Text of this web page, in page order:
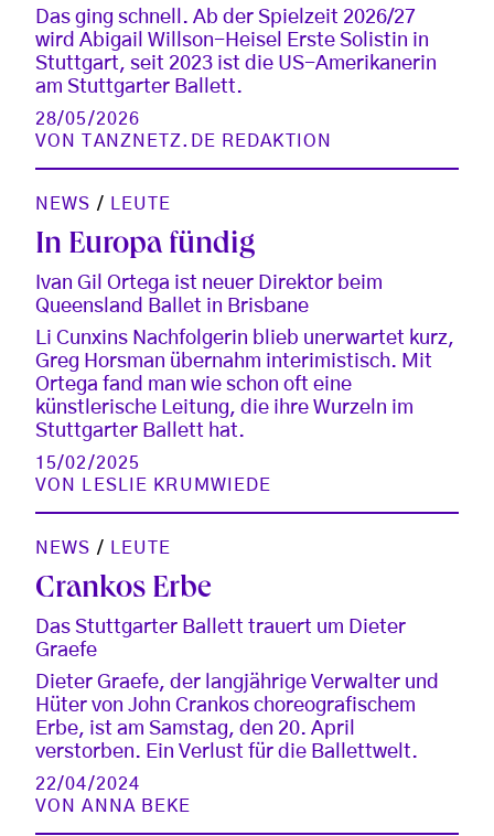
Das ging schnell. Ab der Spielzeit 2026/27
wird Abigail Willson-Heisel Erste Solistin in
Stuttgart, seit 2023 ist die US-Amerikanerin
am Stuttgarter Ballett.
28/05/2026
VON
TANZNETZ.DE REDAKTION
NEWS / LEUTE
In Europa fündig
Ivan Gil Ortega ist neuer Direktor beim
Queensland Ballet in Brisbane
Li Cunxins Nachfolgerin blieb unerwartet kurz,
Greg Horsman übernahm interimistisch. Mit
Ortega fand man wie schon oft eine
künstlerische Leitung, die ihre Wurzeln im
Stuttgarter Ballett hat.
15/02/2025
VON
LESLIE KRUMWIEDE
NEWS / LEUTE
Crankos Erbe
Das Stuttgarter Ballett trauert um Dieter
Graefe
Dieter Graefe, der langjährige Verwalter und
Hüter von John Crankos choreografischem
Erbe, ist am Samstag, den 20. April
verstorben. Ein Verlust für die Ballettwelt.
22/04/2024
VONANNA BEKE